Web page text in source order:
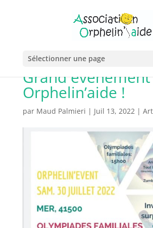
Sélectionner une page
Grand événement
Orphelin’aide !
par Maud Palmieri | Juil 13, 2022|